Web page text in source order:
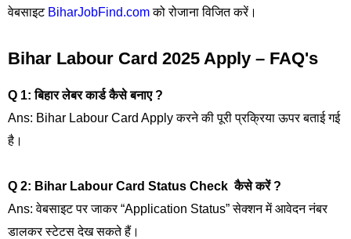
वेबसाइट BiharJobFind.comको रोजाना विजित करें।
Bihar Labour Card 2025 Apply – FAQ's
Q 1: बिहार लेबर कार्ड कैसे बनाए ?
Ans: Bihar Labour Card Apply करने की पूरी प्रक्रिया ऊपर बताई गई
है।
Q 2: Bihar Labour Card Status Check कैसे करें ?
Ans: वेबसाइट पर जाकर “Application Status” सेक्शन में आवेदन नंबर
डालकर स्टेटस देख सकते हैं।